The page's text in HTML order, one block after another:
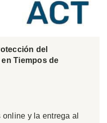
del
Tiempos de
y la entrega al